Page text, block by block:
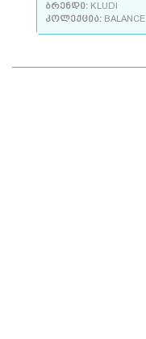
ბრენდი: KLUDI
კოლექცია: BALANCE